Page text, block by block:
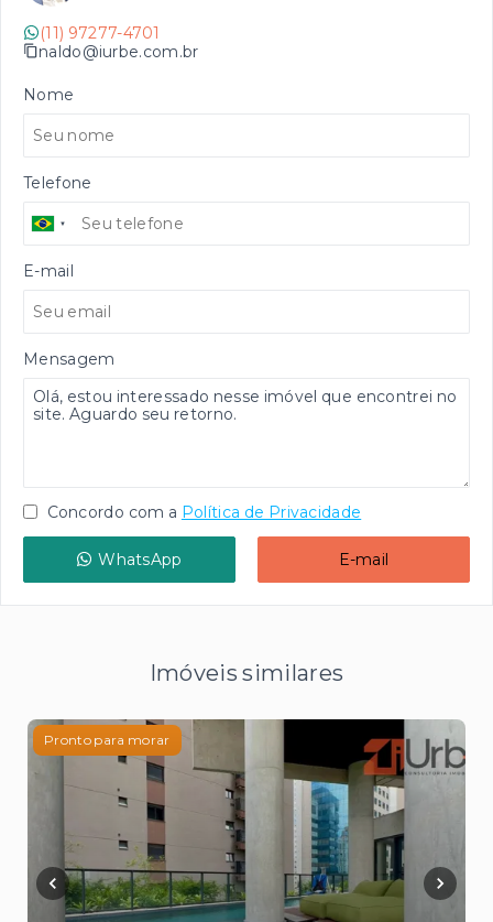
(11) 97277-4701
naldo@iurbe.com.br
Nome
Telefone
E-mail
Mensagem
Concordo com a Política de Privacidade
WhatsApp E-mail
Imóveis similares
Pronto para morar